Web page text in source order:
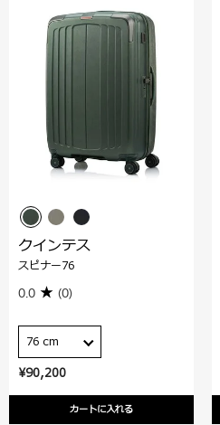
¥90,200
カートに入れる
クインテス
スピナー76
0.0 (0)
76 cm